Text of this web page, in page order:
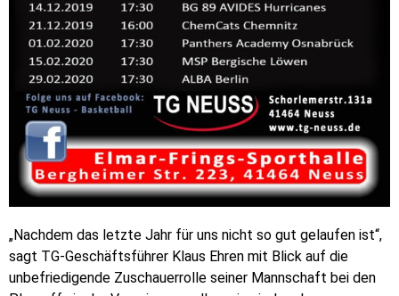
„Nachdem das letzte Jahr für uns nicht so gut gelaufen ist“,
sagt TG-Geschäftsführer Klaus Ehren mit Blick auf die
unbefriedigende Zuschauerrolle seiner Mannschaft bei den